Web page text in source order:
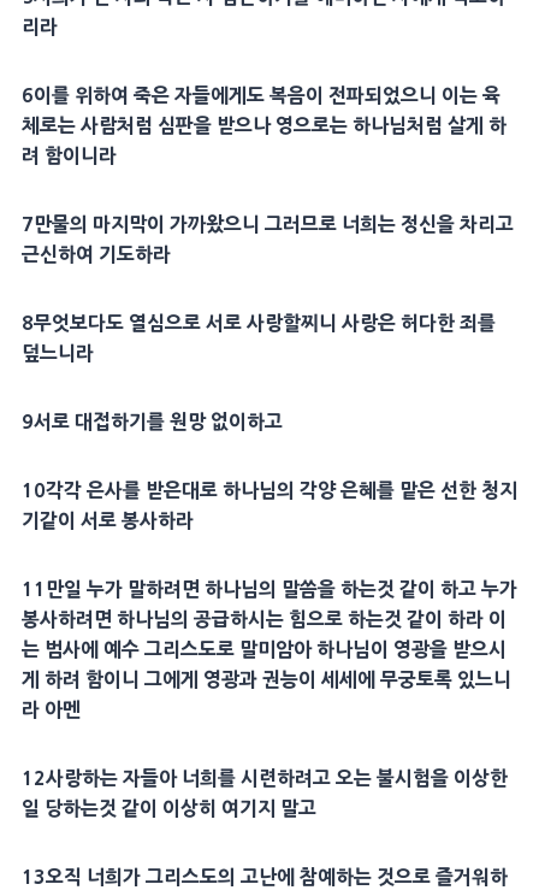
리라
6이를 위하여 죽은 자들에게도 복음이 전파되었으니 이는 육
체로는 사람처럼 심판을 받으나 영으로는 하나님처럼 살게 하
려 함이니라
7만물의 마지막이 가까왔으니 그러므로 너희는 정신을 차리고
근신하여 기도하라
8무엇보다도 열심으로 서로 사랑할찌니 사랑은 허다한 죄를
덮느니라
9서로 대접하기를 원망 없이하고
10각각 은사를 받은대로 하나님의 각양은혜 를 맡은 선한 청지
기 같이 서로 봉사하라
11 만일 누가 말하려면 하나님의 말씀을 하는것 같이 하고 누가
봉사하려면 하나님의 공급하시는 힘으로 하는것 같이 하라 이
는 범사에 예수 그리스도로 말미암아 하나님이 영광을 받으시
게 하려 함이니 그에게 영광과 권능이 세세에 무궁토록 있느니
라 아멘
12사랑하는 자들아 너희를 시련하려고 오는 불시험을 이상한
일 당하는것 같이 이상히 여기지 말고
13오직 너희가 그리스도의 고난에 참예하는 것으로 즐거워하